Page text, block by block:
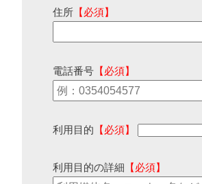
住所 【必須】
電話番号 【必須】
利用目的 【必須】
利用目的の詳細 【必須】